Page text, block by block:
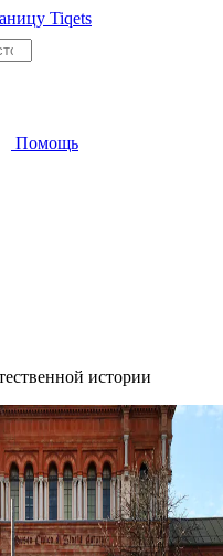
Помощь
истории